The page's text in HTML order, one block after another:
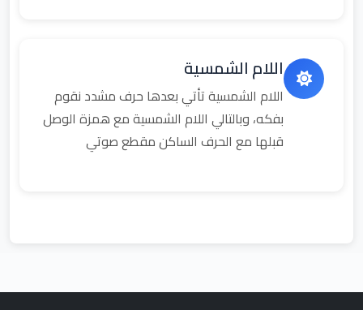
اللام الشمسية
اللام الشمسية تأتي بعدها حرف مشدد نقوم
بفكه، وبالتالي اللام الشمسية مع همزة الوصل
قبلها مع الحرف الساكن مقطع صوتي